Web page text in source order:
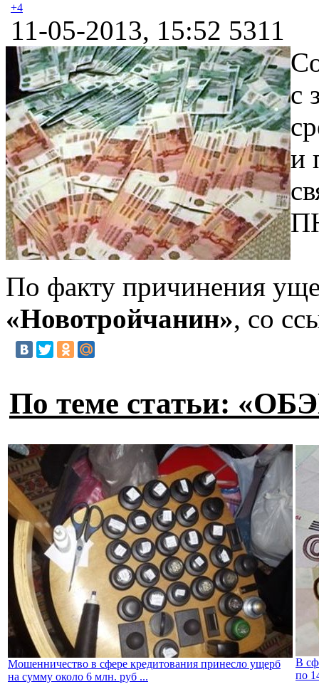
+4
11-05-2013, 15:52 5311
с
и
По факту причинения
«Новотройчанин», со
По теме статьи:
Мошенничество в сфере кредитования принесло ущерб
на сумму около 6 млн. руб ...
В
по